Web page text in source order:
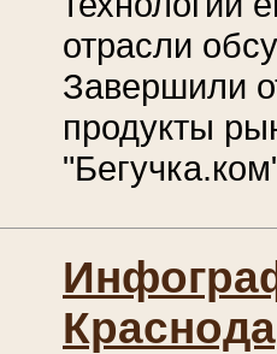
отрасли
Завершили
продукты